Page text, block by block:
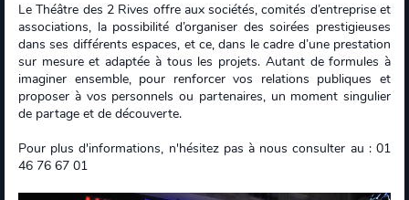
Le Théâtre des 2 Rives offre aux sociétés, comités d’entreprise et
associations, la possibilité d’organiser des soirées prestigieuses
dans ses différents espaces, et ce, dans le cadre d’une prestation
sur mesure et adaptée à tous les projets. Autant de formules à
imaginer ensemble, pour renforcer vos relations publiques et
proposer à vos personnels ou partenaires, un moment singulier
de partage et de découverte.
Pour plus d'informations, n'hésitez pas à nous consulter au : 01
46 76 67 01